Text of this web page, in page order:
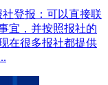
登报：可以直接联
宜，并按照报社的
在很多报社都提供